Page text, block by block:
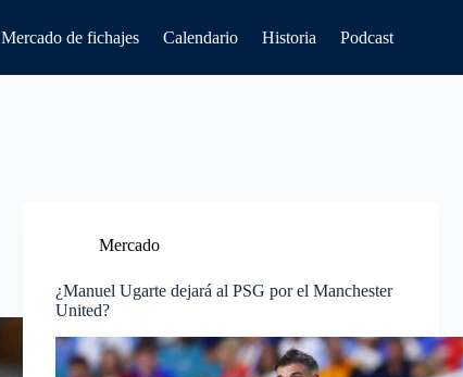
Mercado de fichajes Calendario Historia Podcast
Mercado
¿Manuel Ugarte dejará al PSG por el Manchester
United?